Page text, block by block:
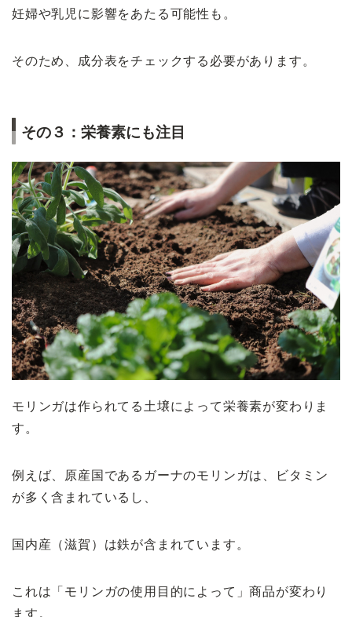
妊婦や乳児に影響をあたる可能性も。
そのため、成分表をチェックする必要があります。
その３：栄養素にも注目
モリンガは作られてる土壌によって栄養素が変わりま
す。
例えば、原産国であるガーナのモリンガは、ビタミン
が多く含まれているし、
国内産（滋賀）は鉄が含まれています。
これは「モリンガの使用目的によって」商品が変わり
ます。